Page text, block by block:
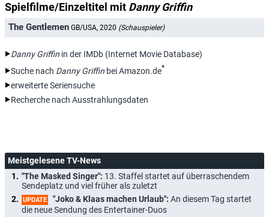
Spielfilme/Einzeltitel mit Danny Griffin
The Gentlemen GB/USA, 2020 (Schauspieler)
Danny Griffin in der IMDb (Internet Movie Database)
Suche nach Danny Griffin bei Amazon.de*
erweiterte Seriensuche
Recherche nach Ausstrahlungsdaten
Meistgelesene TV-News
"The Masked Singer": 13. Staffel startet auf überraschendem
Sendeplatz und viel früher als zuletzt
UPDATE "Joko & Klaas machen Urlaub": An diesem Tag startet
die neue Sendung des Entertainer-Duos